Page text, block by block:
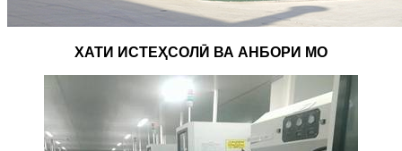
ХАТИ ИСТЕҲСОЛӢ ВА АНБОРИ МО